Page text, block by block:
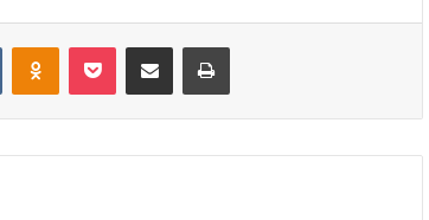
VKontakteOdnoklassniki
Pocket Share via Email Print